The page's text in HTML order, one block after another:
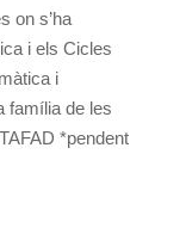
on s’ha
i els Cicles
i
família de les
*pendent